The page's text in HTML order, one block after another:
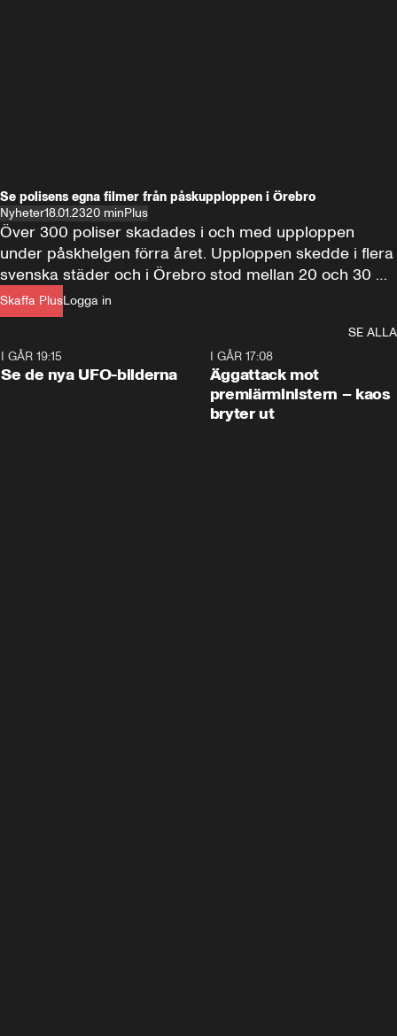
Se polisens egna filmer från påskupploppen i Örebro
Nyheter18.01.2320 minPlus
Skaffa PlusLogga in
Över 300 poliser skadades i och med upploppen
under påskhelgen förra året. Upploppen skedde i flera
svenska städer och i Örebro stod mellan 20 och 30
poliser ensamma mot en stenkastande folkmassa på
hundratals personer, innan förstärkning kom. Det här
SE ALLA
I GÅR 19:15
Se de nya UFO-bilderna
I GÅR 17:08
Äggattack mot
premiärministern – kaos
bryter ut